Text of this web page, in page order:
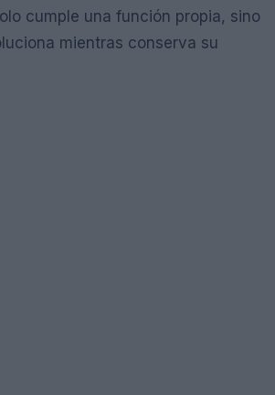
cumple una función propia, sino
mientras conserva su